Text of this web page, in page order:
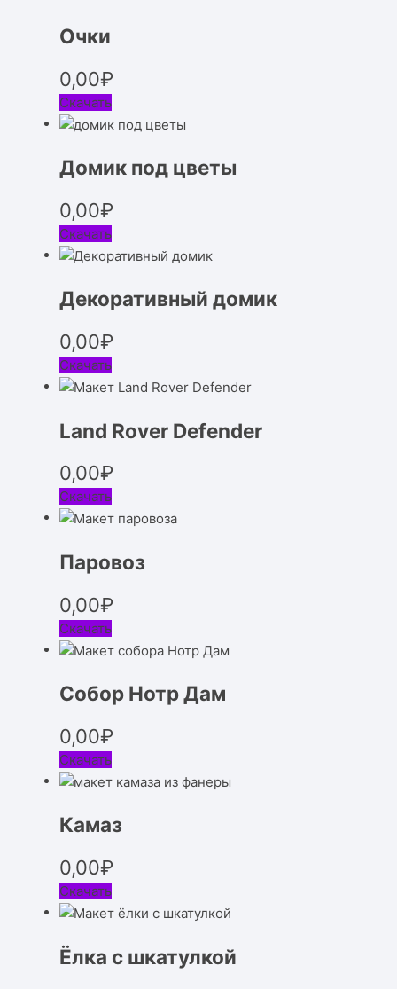
Очки
0,00₽
Скачать
Домик под цветы
0,00₽
Скачать
Декоративный домик
0,00₽
Скачать
Land Rover Defender
0,00₽
Скачать
Паровоз
0,00₽
Скачать
Собор Нотр Дам
0,00₽
Скачать
Камаз
0,00₽
Скачать
Ёлка с шкатулкой